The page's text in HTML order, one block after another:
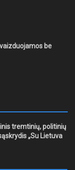
be
tremtinių, politinių
„Su Lietuva